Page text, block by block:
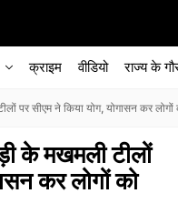
क्राइम वीडियो राज्‍य के
पर सीएम ने किया योग, योगासन कर लोगों
के मखमली टीलों
कर लोगों को